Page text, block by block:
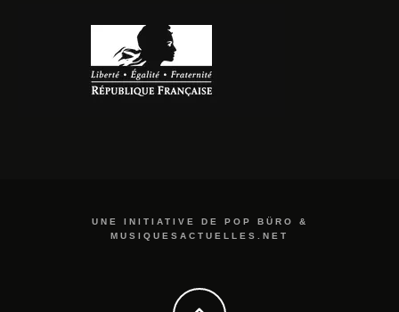
UNE INITIATIVE DE POP BÜRO &
MUSIQUESACTUELLES.NET